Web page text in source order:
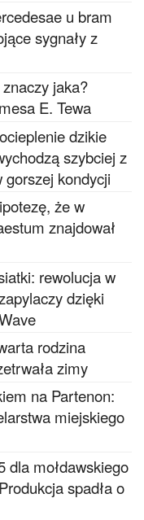
u bram
sygnały z
jaka?
E. Tewa
dzikie
szybciej z
gorszej kondycji
że w
znajdował
rewolucja w
dzięki
rodzina
zimy
na Partenon:
miejskiego
dla mołdawskiego
spadła o